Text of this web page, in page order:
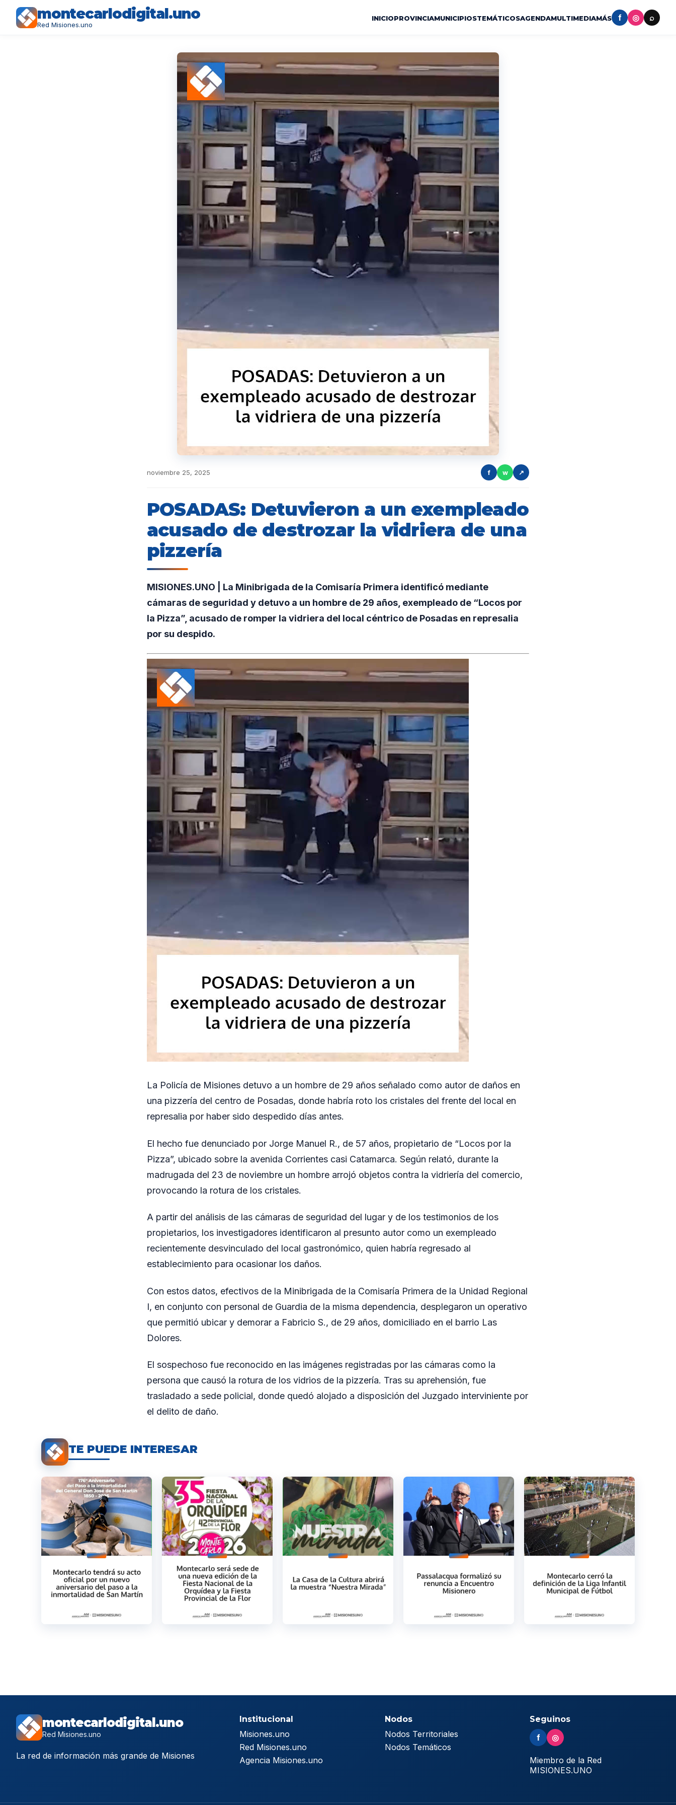
montecarlodigital.uno
Red Misiones.uno
INICIOPROVINCIAMUNICIPIOSTEMÁTICOSAGENDAMULTIMEDIAMÁS f ◎ ⌕
noviembre 25, 2025 f w ↗
POSADAS: Detuvieron a un exempleado
acusado de destrozar la vidriera de una
pizzería
MISIONES.UNO | La Minibrigada de la Comisaría Primera identificó mediante
cámaras de seguridad y detuvo a un hombre de 29 años, exempleado de “Locos por
la Pizza”, acusado de romper la vidriera del local céntrico de Posadas en represalia
por su despido.
La Policía de Misiones detuvo a un hombre de 29 años señalado como autor de daños en
una pizzería del centro de Posadas, donde habría roto los cristales del frente del local en
represalia por haber sido despedido días antes.
El hecho fue denunciado por Jorge Manuel R., de 57 años, propietario de “Locos por la
Pizza”, ubicado sobre la avenida Corrientes casi Catamarca. Según relató, durante la
madrugada del 23 de noviembre un hombre arrojó objetos contra la vidriería del comercio,
provocando la rotura de los cristales.
A partir del análisis de las cámaras de seguridad del lugar y de los testimonios de los
propietarios, los investigadores identificaron al presunto autor como un exempleado
recientemente desvinculado del local gastronómico, quien habría regresado al
establecimiento para ocasionar los daños.
Con estos datos, efectivos de la Minibrigada de la Comisaría Primera de la Unidad Regional
I, en conjunto con personal de Guardia de la misma dependencia, desplegaron un operativo
que permitió ubicar y demorar a Fabricio S., de 29 años, domiciliado en el barrio Las
Dolores.
El sospechoso fue reconocido en las imágenes registradas por las cámaras como la
persona que causó la rotura de los vidrios de la pizzería. Tras su aprehensión, fue
trasladado a sede policial, donde quedó alojado a disposición del Juzgado interviniente por
el delito de daño.
TE PUEDE INTERESAR
montecarlodigital.uno
Red Misiones.uno
La red de información más grande de Misiones
Institucional
Misiones.uno
Red Misiones.uno
Agencia Misiones.uno
Nodos
Nodos Territoriales
Nodos Temáticos
Seguinos
f ◎
Miembro de la Red
MISIONES.UNO